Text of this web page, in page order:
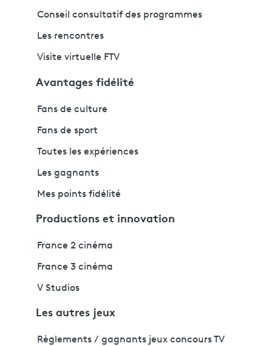
Conseil consultatif des programmes
Les rencontres
Visite virtuelle FTV
Avantages fidélité
Fans de culture
Fans de sport
Toutes les expériences
Les gagnants
Mes points fidélité
Productions et innovation
France 2 cinéma
France 3 cinéma
V Studios
Les autres jeux
Règlements / gagnants jeux concours TV